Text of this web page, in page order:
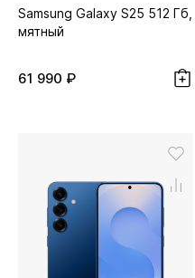
Samsung Galaxy S25 512 Гб,
мятный
61 990 ₽